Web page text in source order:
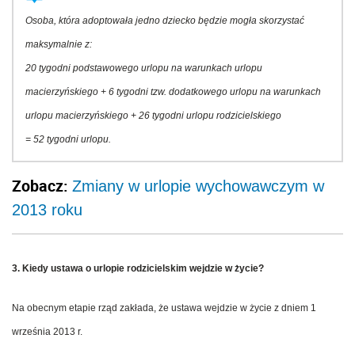
Osoba, która adoptowała jedno dziecko będzie mogła skorzystać
maksymalnie z:
20 tygodni podstawowego urlopu na warunkach urlopu
macierzyńskiego + 6 tygodni tzw. dodatkowego urlopu na warunkach
urlopu macierzyńskiego + 26 tygodni urlopu rodzicielskiego
= 52 tygodni urlopu.
Zobacz: Zmiany w urlopie wychowawczym w
2013 roku
3. Kiedy ustawa o urlopie rodzicielskim wejdzie w życie?
Na obecnym etapie rząd zakłada, że ustawa wejdzie w życie z dniem 1
września 2013 r.